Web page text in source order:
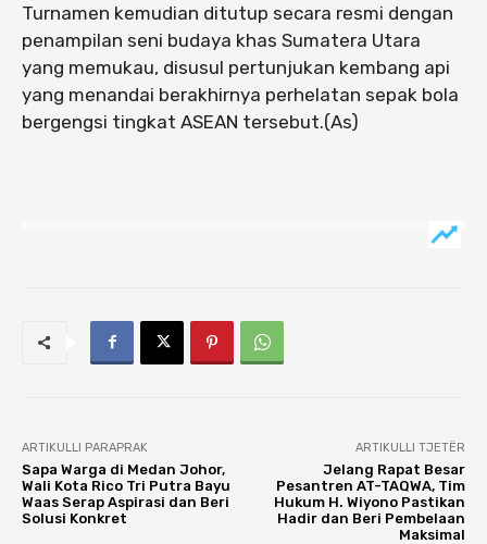
Turnamen kemudian ditutup secara resmi dengan
penampilan seni budaya khas Sumatera Utara
yang memukau, disusul pertunjukan kembang api
yang menandai berakhirnya perhelatan sepak bola
bergengsi tingkat ASEAN tersebut.(As)
ARTIKULLI PARAPRAK
Sapa Warga di Medan Johor,
Wali Kota Rico Tri Putra Bayu
Waas Serap Aspirasi dan Beri
Solusi Konkret
ARTIKULLI TJETËR
Jelang Rapat Besar
Pesantren AT-TAQWA, Tim
Hukum H. Wiyono Pastikan
Hadir dan Beri Pembelaan
Maksimal